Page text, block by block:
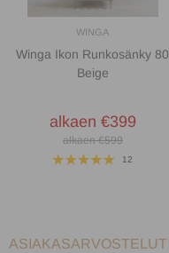
WINGA
Winga Ikon Runkosänky 80
Beige
alkaen €399
alkaen €599
12
ASIAKASARVOSTELUT